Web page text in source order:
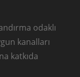
odaklı
kanalları
katkıda